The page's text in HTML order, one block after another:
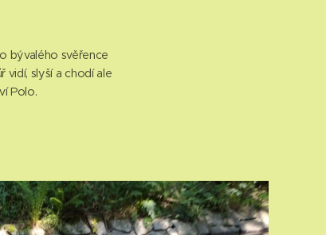
bývalého svěřence
vidí, slyší a chodí ale
Polo.